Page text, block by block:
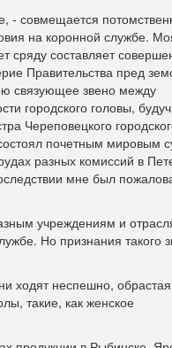
- совмещается
на коронной службе.
сряду составляет
Правительства пред
связующее звено между
городского головы,
Череповецкого
почетным мировым
разных комиссий в
мне был
учреждениям и
Но признания такого
ходят неспешно, обрастая
такие, как женское